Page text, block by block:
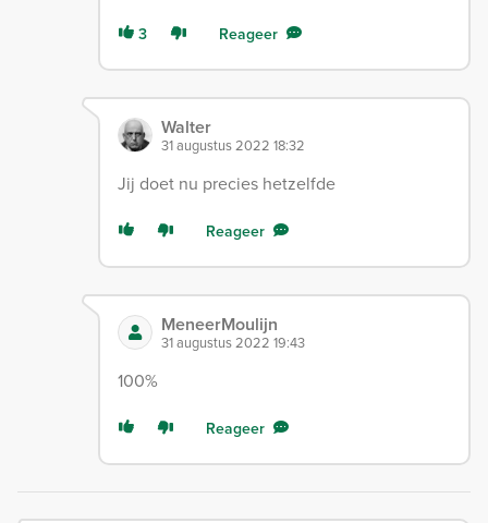
3 Reageer
Walter
31 augustus 2022 18:32
Jij doet nu precies hetzelfde
Reageer
MeneerMoulijn
31 augustus 2022 19:43
100%
Reageer